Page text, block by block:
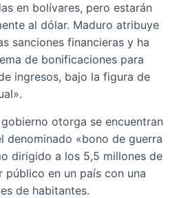
en bolívares, pero estarán
al dólar. Maduro atribuye
sanciones financieras y ha
de bonificaciones para
ingresos, bajo la figura de
otorga se encuentran
denominado «bono de guerra
dirigido a los 5,5 millones de
en un país con una
de habitantes.